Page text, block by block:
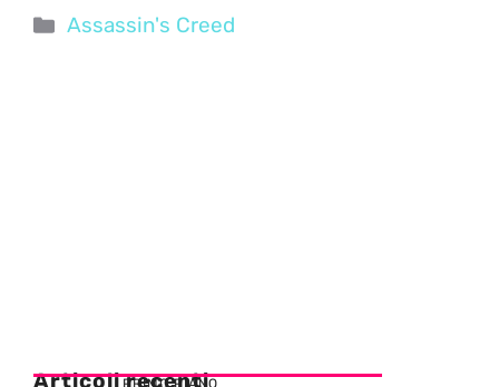
Categorie
Assassin's Creed
Articoli recenti